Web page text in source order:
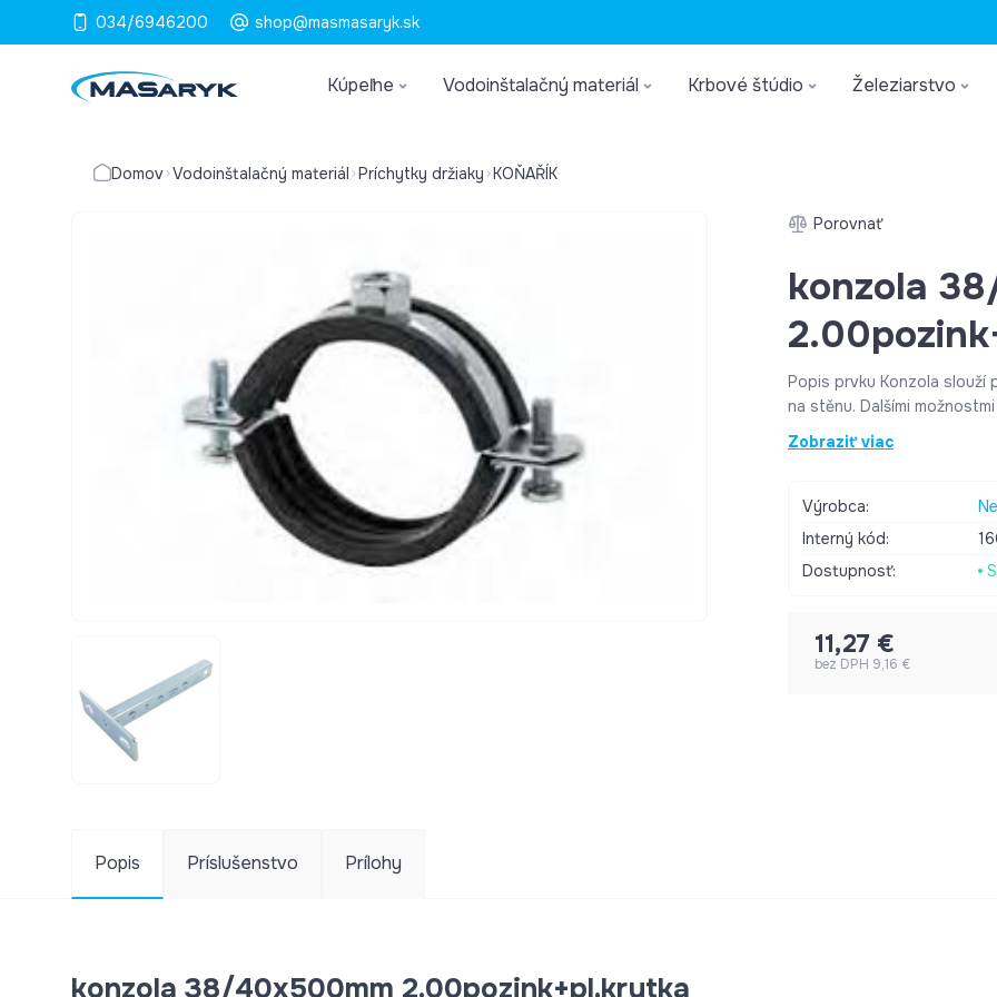
034/6946200 shop@masmasaryk.sk
Kúpeľne Vodoinštalačný materiál Krbové štúdio Železiarstvo
Domov Vodoinštalačný materiál Príchytky držiaky KOŇAŘÍK
Porovnať
konzola
Popis prvku Konzola slouží převážně k upevňování potrubí přímo
na stěnu. Dalšími
stropě nebo na podlaze. V spojení s montážnymi nosníkami a
ostatnými vhodnými
ľahko odobrať je súčasťou konzole. Masivné a
Široká škála rozmerov a dĺžok. Kvalitná povrchová úprava
Zobraziť viac
Výrobca:
Interný kód:
Dostupnosť:
11,27 €
bez DPH 9,16 €
Popis Príslušenstvo Prílohy
konzola 38/40x500mm 2.00pozink+pl.krytka